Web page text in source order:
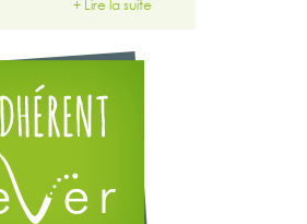
+ Lire la suite